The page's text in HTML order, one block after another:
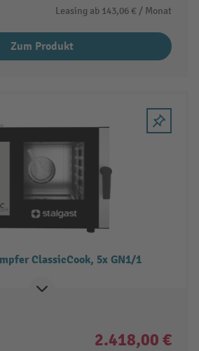
Leasing ab 143,06 € / Monat
Zum Produkt
ClassicCook, 5x GN1/1
2.418,00 €